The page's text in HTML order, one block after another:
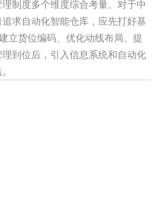
制度多个维度综合考量。对于中
求自动化智能仓库，应先打好基
立货位编码、优化动线布局、提
到位后，引入信息系统和自动化